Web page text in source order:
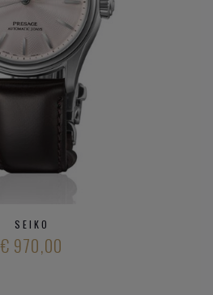
SEIKO
€ 970,00